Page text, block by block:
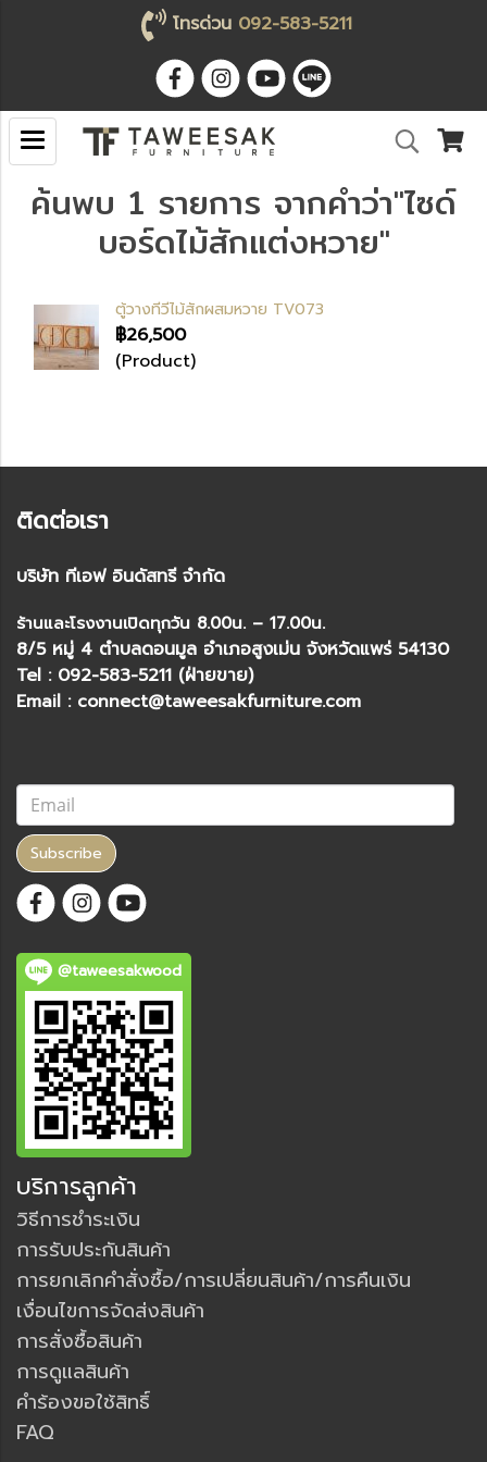
โทรด่วน 092-583-5211
ค้นพบ 1 รายการ จากคำว่า"ไซด์
บอร์ดไม้สักแต่งหวาย"
ตู้วางทีวีไม้สักผสมหวาย TV073
฿26,500
(Product)
ติดต่อเรา
บริษัท ทีเอฟ อินดัสทรี จำกัด
ร้านและโรงงานเปิดทุกวัน 8.00น. – 17.00น.
8/5 หมู่ 4 ตำบลดอนมูล อำเภอสูงเม่น จังหวัดแพร่ 54130
Tel : 092-583-5211 (ฝ่ายขาย)
Email : connect@taweesakfurniture.com
Subscribe
@taweesakwood
บริการลูกค้า
วิธีการชำระเงิน
การรับประกันสินค้า
การยกเลิกคำสั่งซื้อ/การเปลี่ยนสินค้า/การคืนเงิน
เงื่อนไขการจัดส่งสินค้า
การสั่งซื้อสินค้า
การดูแลสินค้า
คำร้องขอใช้สิทธิ์
FAQ